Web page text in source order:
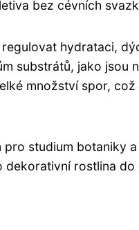
bez cévních
hydrataci,
substrátů, jako jsou
množství spor, což
studium botaniky
dekorativní rostlina